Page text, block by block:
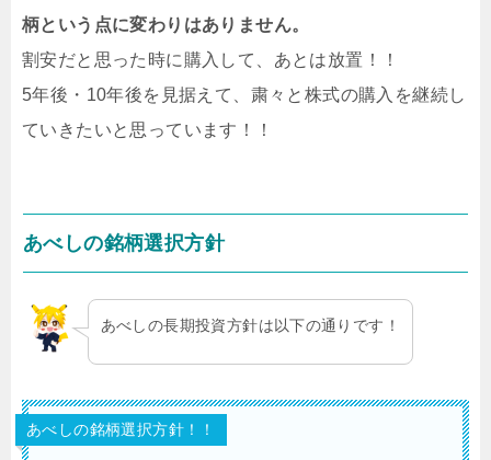
柄という点に変わりはありません。
割安だと思った時に購入して、あとは放置！！
5年後・10年後を見据えて、粛々と株式の購入を継続し
ていきたいと思っています！！
あべしの銘柄選択方針
あべしの長期投資方針は以下の通りです！
あべしの銘柄選択方針！！